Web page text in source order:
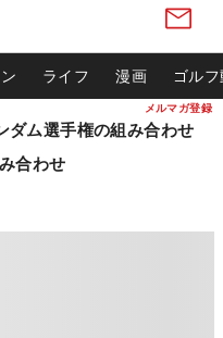
メルマガ登録
ライフ 漫画 ゴル
ム選手権の組み合わせ
合わせ